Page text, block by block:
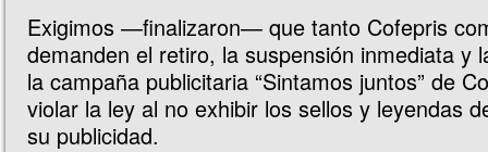
Exigimos —finalizaron— que tanto Cofepris
demanden el retiro, la suspensión inmediata y
la campaña publicitaria “Sintamos juntos” de
violar la ley al no exhibir los sellos y leyendas
su publicidad.